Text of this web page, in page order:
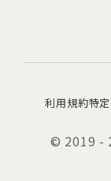
利用規約特
© 2019 -